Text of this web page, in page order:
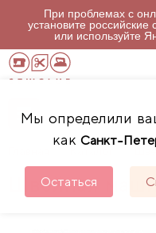
При проблемах с
установите
или используйте
Мы определили
как Санкт-
Остаться
Швейная